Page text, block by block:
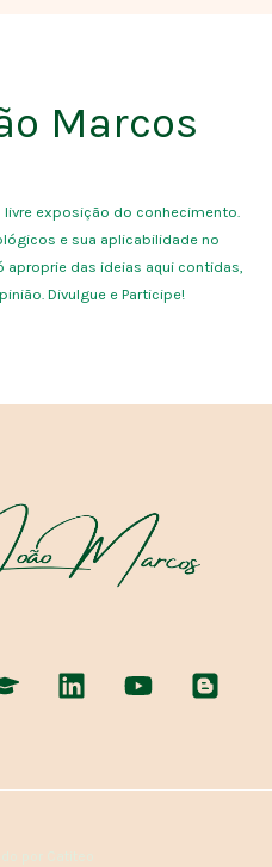
Marcos
exposição do conhecimento.
e sua aplicabilidade no
aproprie das ideias aqui contidas,
Divulgue e Participe!